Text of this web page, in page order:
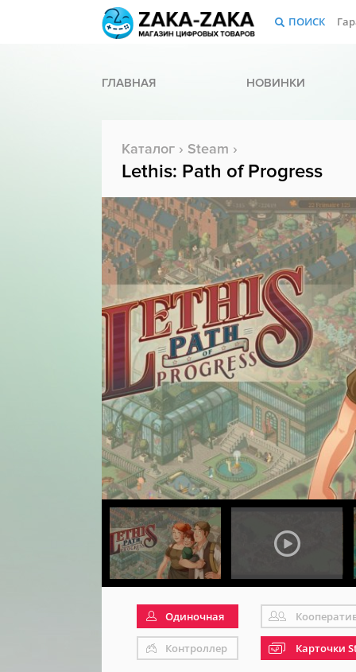
ПОИСК
ГЛАВНАЯ НОВИНКИ
Каталог › Steam ›
Lethis: Path of Progress
Одиночная
Контроллер Карточки